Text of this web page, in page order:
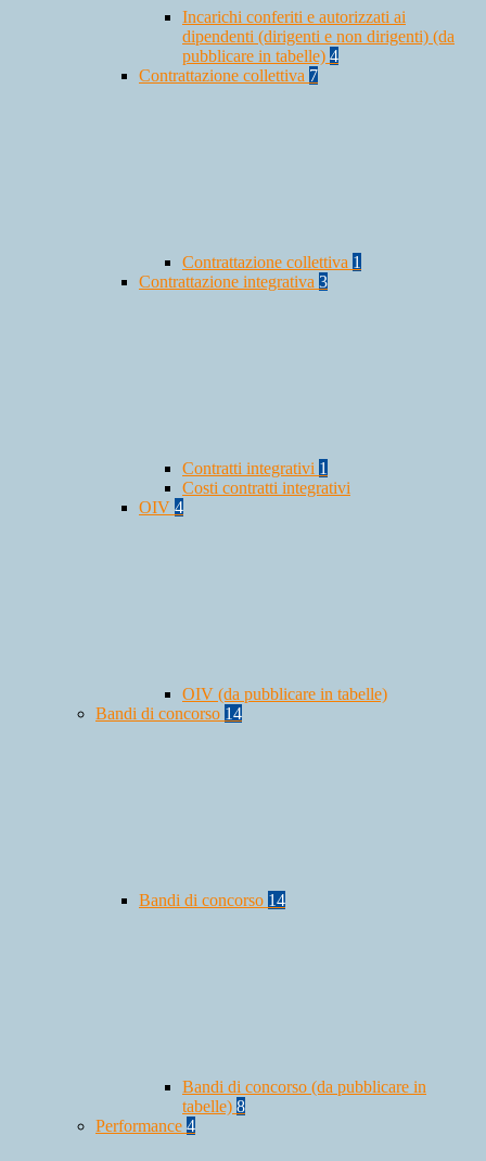
Incarichi conferiti e autorizzati ai
dipendenti (dirigenti e non dirigenti) (da
pubblicare in tabelle) 4
Contrattazione collettiva 7
Contrattazione collettiva 1
Contrattazione integrativa 3
Contratti integrativi 1
Costi contratti integrativi
OIV 4
OIV (da pubblicare in tabelle)
Bandi di concorso 14
Bandi di concorso 14
Bandi di concorso (da pubblicare in
tabelle) 8
Performance 4